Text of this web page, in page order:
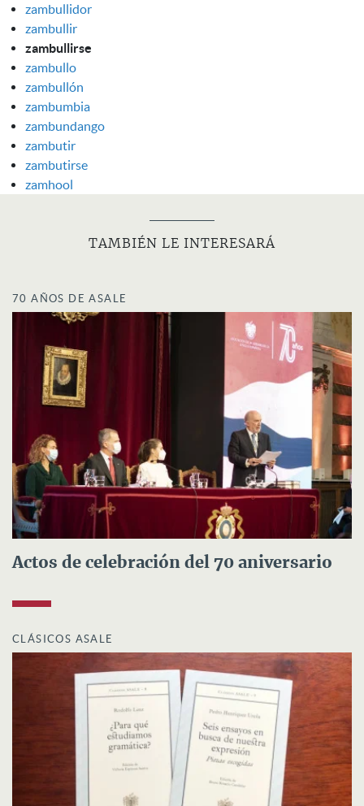
zambullidor
zambullir
zambullirse
zambullo
zambullón
zambumbia
zambundango
zambutir
zambutirse
zamhool
TAMBIÉN LE INTERESARÁ
70 AÑOS DE ASALE
Actos de celebración del 70 aniversario
CLÁSICOS ASALE